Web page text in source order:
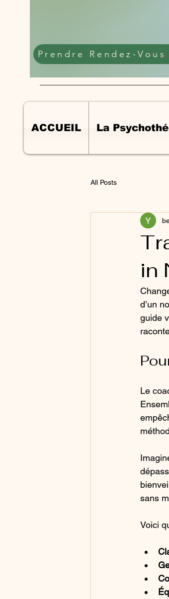
Prendre Rendez-Vous
ACCUEIL La
All Posts
in
d’un
guide
Le
sans
Voici